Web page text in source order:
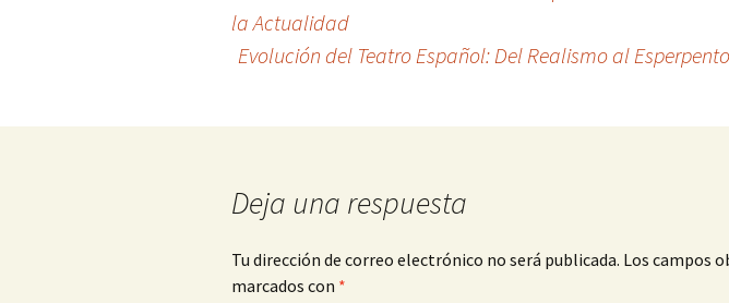
entradas
la Actualidad
Evolución del Teatro Español: Del Realismo al
Deja una respuesta
Tu dirección de correo electrónico no será publicada. Los campos
marcados con *